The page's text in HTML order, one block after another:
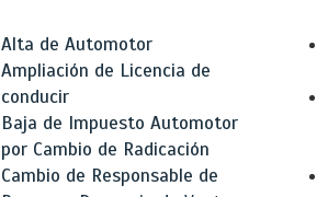
Alta de Automotor
Ampliación de Licencia de
conducir
Baja de Impuesto Automotor
por Cambio de Radicación
Cambio de Responsable de